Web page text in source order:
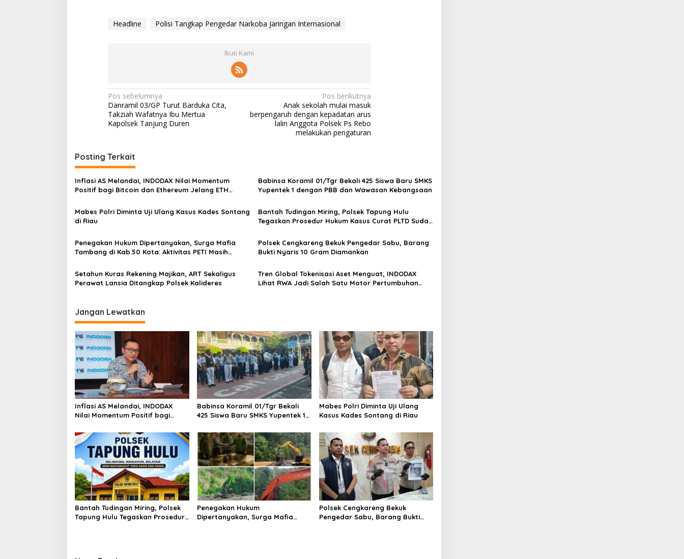
Headline Polisi Tangkap Pengedar Narkoba Jaringan Internasional
Ikuti Kami
N
a
v
g
a
s
i
p
s
Pos sebelumnya
Danramil 03/GP Turut Barduka Cita,
Takziah Wafatnya Ibu Mertua
Kapolsek Tanjung Duren
Pos berikutnya
Anak sekolah mulai masuk
berpengaruh dengan kepadatan arus
lalin Anggota Polsek Ps Rebo
melakukan pengaturan
Posting Terkait
Inflasi AS Melandai, INDODAX Nilai Momentum
Positif bagi Bitcoin dan Ethereum Jelang ETH
Babinsa Koramil 01/Tgr Bekali 425 Siswa Baru SMKS
Yupentek 1 dengan PBB dan Wawasan Kebangsaan
Mabes Polri Diminta Uji Ulang Kasus Kades Sontang
di Riau
Bantah Tudingan Miring, Polsek Tapung Hulu
Tegaskan Prosedur Hukum Kasus Curat PLTD Sudah
Penegakan Hukum Dipertanyakan, Surga Mafia
Tambang di Kab.50 Kota: Aktivitas PETI Masih
Polsek Cengkareng Bekuk Pengedar Sabu, Barang
Bukti Nyaris 10 Gram Diamankan
Setahun Kuras Rekening Majikan, ART Sekaligus
Perawat Lansia Ditangkap Polsek Kalideres
Tren Global Tokenisasi Aset Menguat, INDODAX
Lihat RWA Jadi Salah Satu Motor Pertumbuhan
Jangan Lewatkan
Inflasi AS Melandai, INDODAX
Nilai Momentum Positif bagi
Genesis Day
Babinsa Koramil 01/Tgr Bekali
425 Siswa Baru SMKS Yupentek 1
Kebangsaan
Mabes Polri Diminta Uji Ulang
Kasus Kades Sontang di Riau
Bantah Tudingan Miring, Polsek
Tapung Hulu Tegaskan Prosedur
Penegakan Hukum
Dipertanyakan, Surga Mafia
Polsek Cengkareng Bekuk
Pengedar Sabu, Barang Bukti